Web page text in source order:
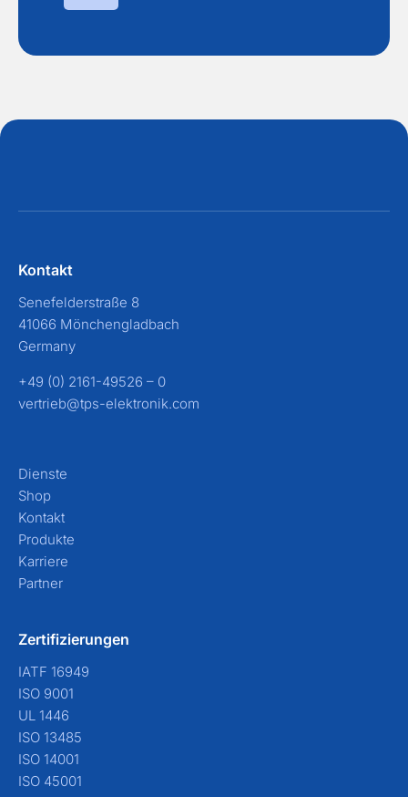
Kontakt
Senefelderstraße 8
41066 Mönchengladbach
Germany
+49 (0) 2161-49526 – 0
vertrieb@tps-elektronik.com
Dienste
Shop
Kontakt
Produkte
Karriere
Partner
Zertifizierungen
IATF 16949
ISO 9001
UL 1446
ISO 13485
ISO 14001
ISO 45001